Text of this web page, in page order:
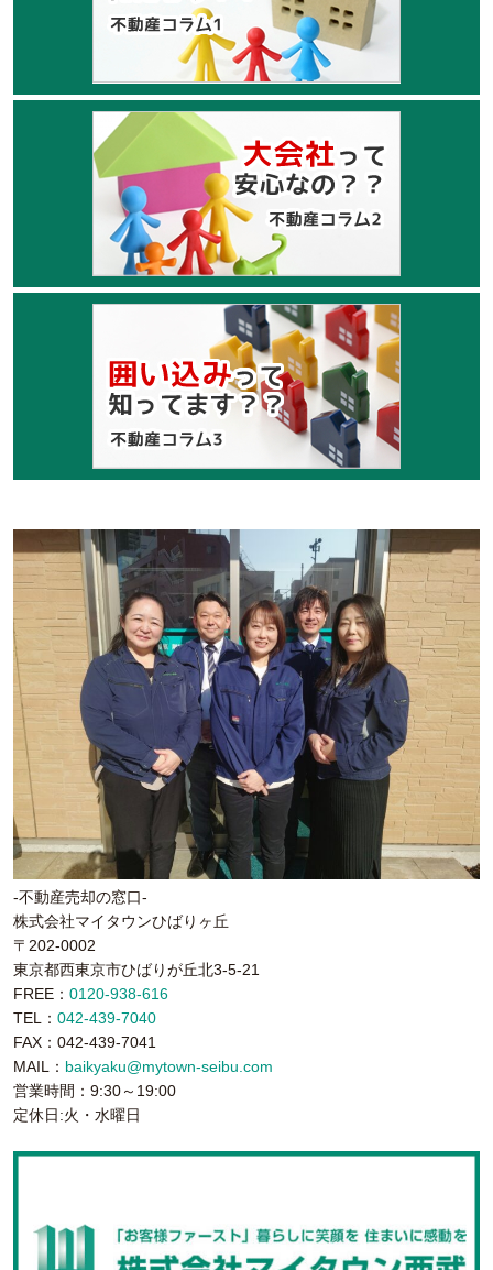
-不動産売却の窓口-
株式会社マイタウンひばりヶ丘
〒202-0002
東京都西東京市ひばりが丘北3-5-21
FREE： 0120-938-616
TEL： 042-439-7040
FAX：042-439-7041
MAIL： baikyaku@mytown-seibu.com
営業時間：9:30～19:00
定休日:火・水曜日